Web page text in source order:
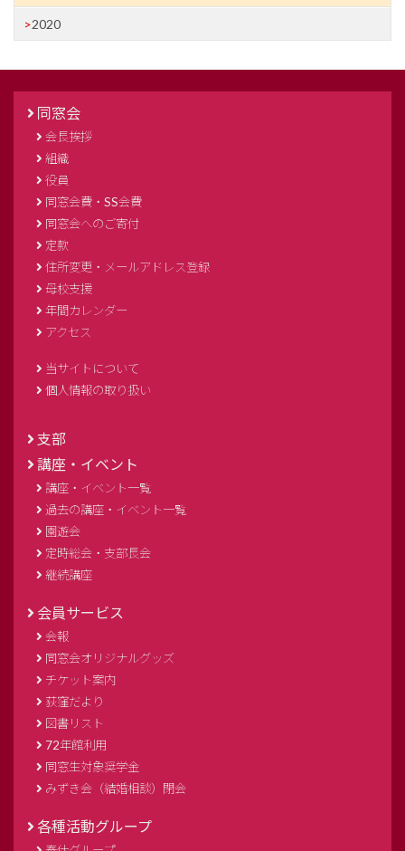
2020
同窓会
会長挨拶
組織
役員
同窓会費・SS会費
同窓会へのご寄付
定款
住所変更・メールアドレス登録
母校支援
年間カレンダー
アクセス
当サイトについて
個人情報の取り扱い
支部
講座・イベント
講座・イベント一覧
過去の講座・イベント一覧
園遊会
定時総会・支部長会
継続講座
会員サービス
会報
同窓会オリジナルグッズ
チケット案内
荻窪だより
図書リスト
72年館利用
同窓生対象奨学金
みずき会（結婚相談）閉会
各種活動グループ